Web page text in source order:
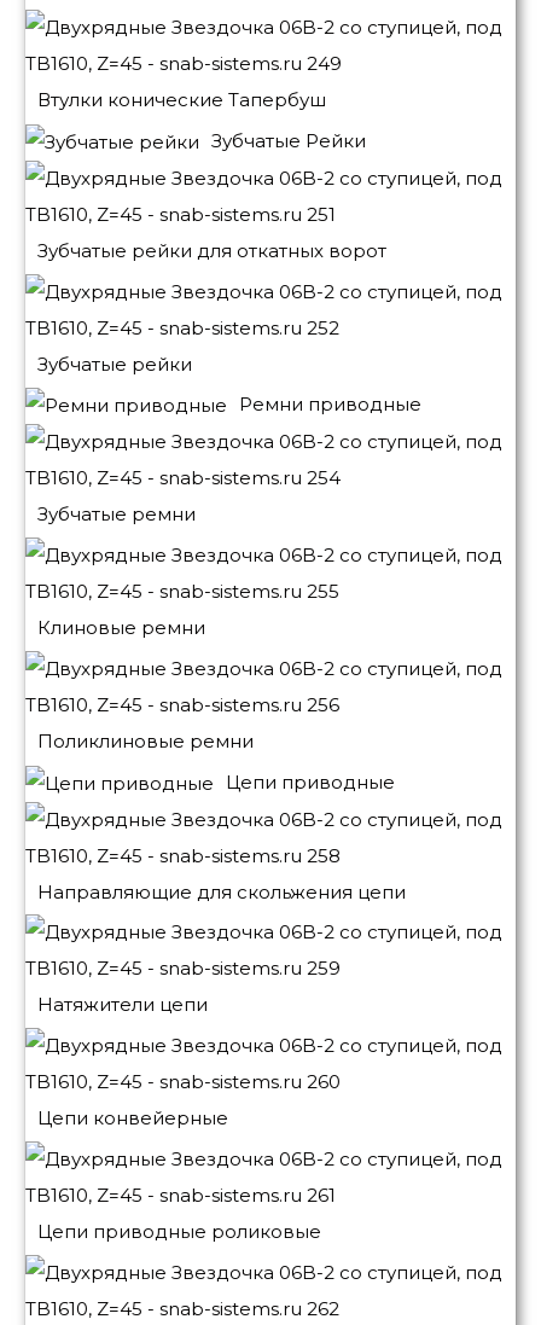
Втулки конические Тапербуш
Зубчатые Рейки
Зубчатые рейки для откатных ворот
Зубчатые рейки
Ремни приводные
Зубчатые ремни
Клиновые ремни
Поликлиновые ремни
Цепи приводные
Направляющие для скольжения цепи
Натяжители цепи
Цепи конвейерные
Цепи приводные роликовые